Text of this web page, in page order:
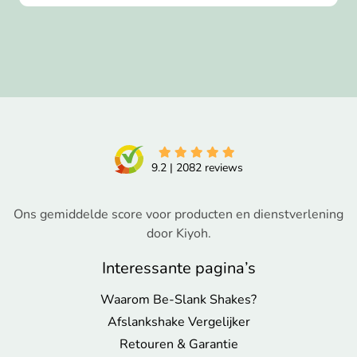
9.2| 2082reviews
Ons gemiddelde score voor producten en dienstverlening
door Kiyoh.
Interessante pagina’s
Waarom Be-Slank Shakes?
Afslankshake Vergelijker
Retouren & Garantie